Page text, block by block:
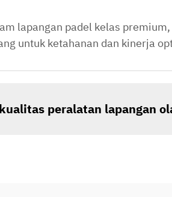
lapangan padel kelas
untuk ketahanan dan kinerja
peralatan lapangan